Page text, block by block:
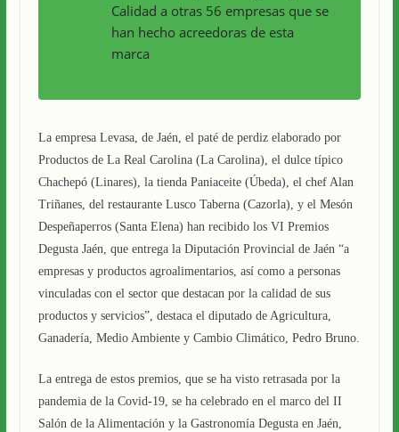
Calidad a otras 56 empresas que se
han hecho acreedoras de esta
marca
La empresa Levasa, de Jaén, el paté de perdiz elaborado por
Productos de La Real Carolina (La Carolina), el dulce típico
Chachepó (Linares), la tienda Paniaceite (Úbeda), el chef Alan
Triñanes, del restaurante Lusco Taberna (Cazorla), y el Mesón
Despeñaperros (Santa Elena) han recibido los VI Premios
Degusta Jaén, que entrega la Diputación Provincial de Jaén “a
empresas y productos agroalimentarios, así como a personas
vinculadas con el sector que destacan por la calidad de sus
productos y servicios”, destaca el diputado de Agricultura,
Ganadería, Medio Ambiente y Cambio Climático, Pedro Bruno.
La entrega de estos premios, que se ha visto retrasada por la
pandemia de la Covid-19, se ha celebrado en el marco del II
Salón de la Alimentación y la Gastronomía Degusta en Jaén,